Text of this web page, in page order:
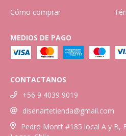
Cómo comprar
MEDIOS DE PAGO
CONTACTANOS
+56 9 4039 9019
disenartetienda@gmail.com
Pedro Montt #185 local A y B,